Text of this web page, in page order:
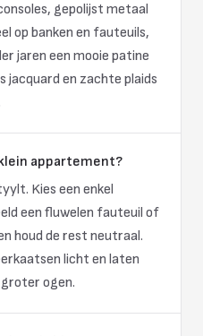
gepolijst metaal
op banken en fauteuils,
jaren een mooie patine
en zachte plaids
appartement?
Kies een enkel
een fluwelen fauteuil of
houd de rest neutraal.
licht en laten
ogen.